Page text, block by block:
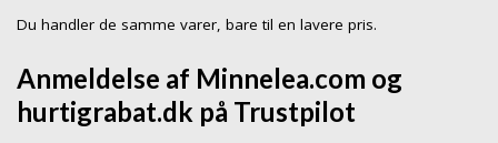
Du handler de samme varer, bare til en lavere pris.
Anmeldelse af Minnelea.com og
hurtigrabat.dk på Trustpilot